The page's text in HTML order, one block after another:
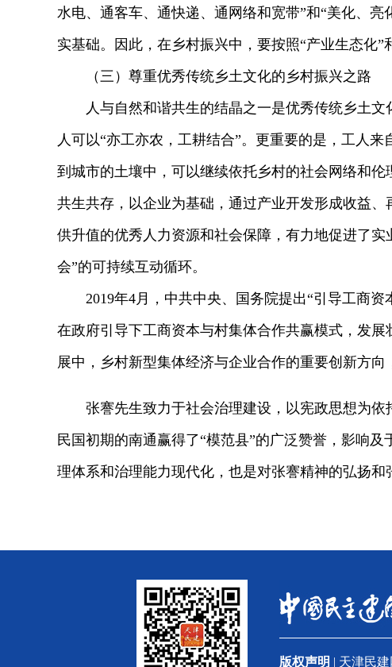
水电、通客车、通快递、通网络和宽带”和“美化、
实基础。因此，在乡村振兴中，要按照“产业生态化
（三）尊重优秀传统乡土文化的乡村振兴之路
人与自然和谐共生的结晶之一是优秀传统乡土文
人可以“亦工亦农，工耕结合”。更重要的是，工人
到城市的土壤中，可以继续依托乡村的社会网络和
共生共存，以企业为基础，通过产业开发形成收益
供升值的优秀人力资源和社会保障，有力地促进了
会”的可持续互动循环。
2019年4月，中共中央、国务院提出“引导工商
在政府引导下工商资本与村集体合作共赢模式，发
展中，乡村新型集体经济与企业合作的重要创新方
张謇先生致力于社会治理建设，以宪政思想为依
民国初期的南通赢得了“模范县”的广泛赞誉，影响
理体系和治理能力现代化，也是对张謇精神的弘扬和
版权声明 | 天津民